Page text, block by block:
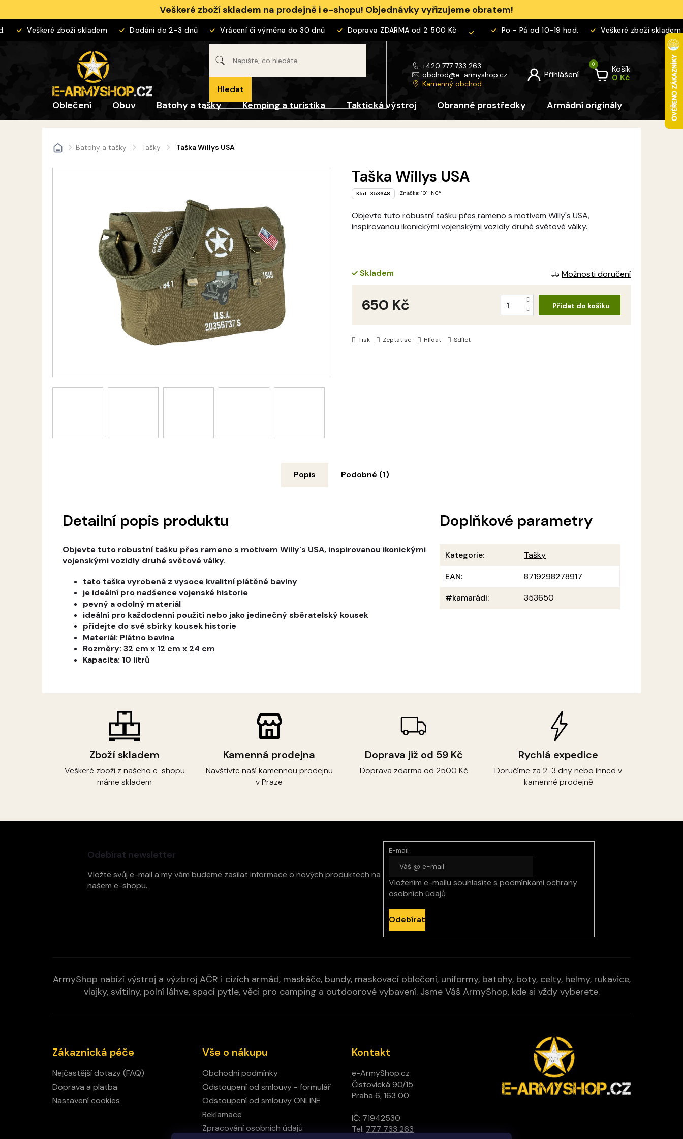
obsah
Veškeré zboží skladem na prodejně i e-shopu! Objednávky vyřizujeme obratem!
Veškeré zboží skladem Dodání do 2-3 dnů Vrácení či výměna do 30 dnů Doprava ZDARMA od 2 500 Kč Po - Pá od 10-19 hod. Veškeré zboží skladem
Hledat
+420 777 733 263
obchod@e-armyshop.cz
Kamenný obchod
Košík
Oblečení Obuv Batohy a tašky Kemping a turistika Taktická výstroj Obranné prostředky Armádní originály Pro děti
DomůBatohy a tašky Tašky Taška Willys USA
Objevte tuto robustní tašku přes rameno s motivem Willy's USA,
inspirovanou ikonickými vojenskými vozidly druhé světové války.
Tisk Zeptat se Hlídat Sdílet
Taška Willys USA
Kód: 353648 Značka: 101 INC®
Skladem Možnosti doručení
650 Kč Přidat do košíku
Zboží skladem
Veškeré zboží z našeho e-shopu
máme skladem
Kamenná prodejna
Navštivte naší kamennou prodejnu
v Praze
Doprava již od 59 Kč
Doprava zdarma od 2500 Kč
Rychlá expedice
Doručíme za 2-3 dny nebo ihned v
kamenné prodejně
Popis Podobné (1)
Detailní popis produktu
Objevte tuto robustní tašku přes rameno s motivem Willy's USA, inspirovanou ikonickými
vojenskými vozidly druhé světové války.
tato taška vyrobená z vysoce kvalitní plátěné bavlny
je ideální pro nadšence vojenské historie
pevný a odolný materiál
ideální pro každodenní použití nebo jako jedinečný sběratelský kousek
přidejte do své sbírky kousek historie
Materiál: Plátno bavlna
Rozměry: 32 cm x 12 cm x 24 cm
Kapacita: 10 litrů
Doplňkové parametry
Kategorie:
Tašky
EAN:
8719298278917
#kamarádi: 353650
Odebírat newsletter
Vložte svůj e-mail a my vám budeme zasílat informace o nových produktech na
našem e-shopu.
E-mail
Vložením e-mailu souhlasíte s podmínkami ochrany
osobních údajů
Odebírat
ArmyShop nabízí výstroj a výzbroj AČR i cizích armád, maskáče, bundy, maskovací oblečení, uniformy, batohy, boty, celty, helmy, rukavice,
vlajky, svítilny, polní láhve, spací pytle, věci pro camping a outdoorové vybavení. Jsme Váš ArmyShop, kde si vždy vyberete.
Zákaznická péče
Nejčastější dotazy (FAQ)
Doprava a platba
Nastavení cookies
Vše o nákupu
Obchodní podmínky
Odstoupení od smlouvy - formulář
Odstoupení od smlouvy ONLINE
Reklamace
Zpracování osobních údajů
Kontakt
e-ArmyShop.cz
Čistovická 90/15
Praha 6, 163 00
IČ: 71942530
Tel: 777 733 263